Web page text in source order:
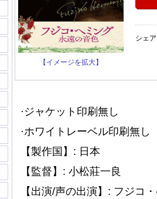
【イメージを拡大】
シェ
·ジャケット印刷無し
·ホワイトレーベル印刷無
【製作国】: 日本
【監督】: 小松莊一良
【出演/声の出演】: フジコ